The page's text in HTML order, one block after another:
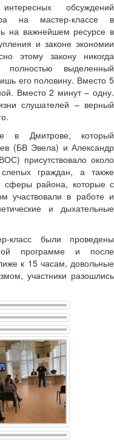
обсуждений
на мастер-классе в
на важнейшем ресурсе в
и законе экономии
этому закону никогда
полностью выделенный
его половину. Вместо 5
Вместо 2 минут – одну.
слушателей – верный
в Дмитрове, который
(БВ Эвела) и Александр
присутствовало около
граждан, а также
сферы района, которые с
участвовали в работе и
и дыхательные
класс были проведены
программе и после
к 15 часам, довольные
участники разошлись